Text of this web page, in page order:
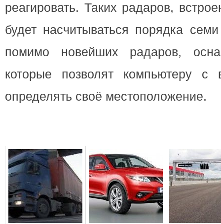
реагировать. Таких радаров,
будет насчитываться порядка
помимо новейших радаров,
которые позволят компьютеру с
определять своё местоположение.